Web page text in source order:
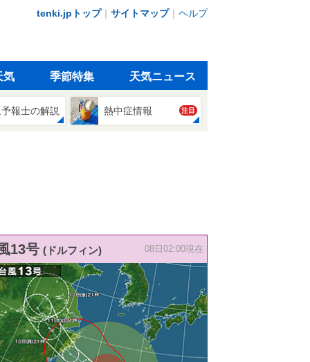
tenki.jpトップ｜ サイトマップ｜ ヘルプ
気 季節特集 天気ニュース
報士の解説 熱中症情報 注目
13号 (ドルフィン) 08日02:00現在